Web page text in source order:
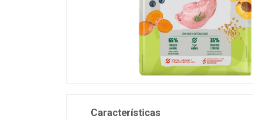
Características